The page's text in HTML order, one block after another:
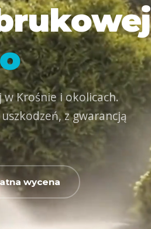
Krośnie i okolicach.
z gwarancją
wycena